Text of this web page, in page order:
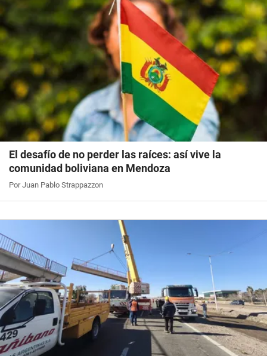
El desafío de no perder las raíces: así vive la
comunidad boliviana en Mendoza
Por Juan Pablo Strappazzon